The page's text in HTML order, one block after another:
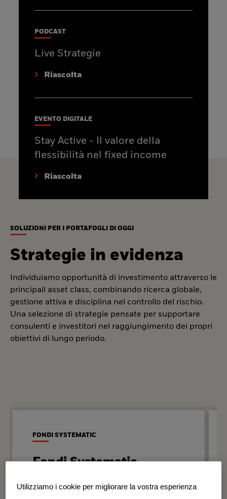
PODCAST
Live Strategie
Riascolta
EVENTO DIGITALE
Stay Active - Il valore della
flessibilità nel fixed income
Riascolta
SOLUZIONI PER I PORTAFOGLI DI OGGI
Strategie in evidenza
Individuiamo opportunità di investimento attraverso le
principali asset class, combinando ricerca globale,
gestione attiva e disciplina nel controllo del rischio.
Una selezione di strategie pensate per supportare
consulenti e investitori nel raggiungimento dei propri
obiettivi di lungo periodo.
FONDI SYSTEMATIC
Fondi Systematic
Strategie quantitative basate sui dati
Utilizziamo i cookie per migliorare la vostra esperienza